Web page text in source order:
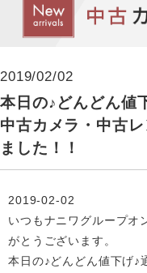
2019/02/02
本日の♪どんどん値
中古カメラ・中古
ました！！
2019-02-02
いつもナニワグループオ
がとうございます。
本日の♪どんどん値下げ♪